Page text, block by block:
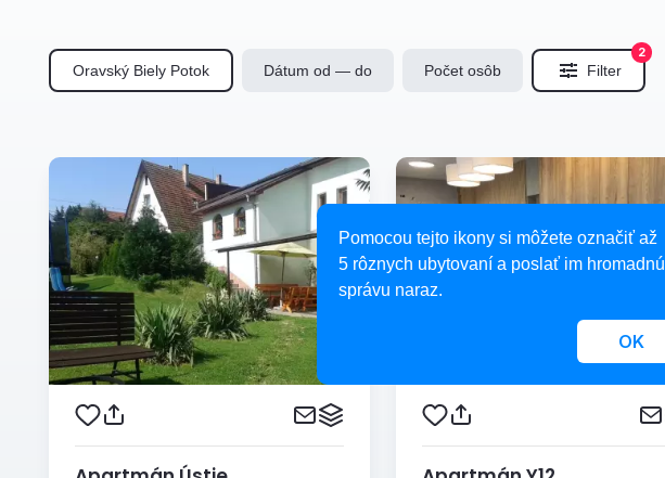
Oravský Biely Potok Dátum od — do Počet osôb Filter
2
Pomocou tejto ikony si môžete označiť až
5 rôznych ubytovaní a poslať im hromadnú
správu naraz.
OK